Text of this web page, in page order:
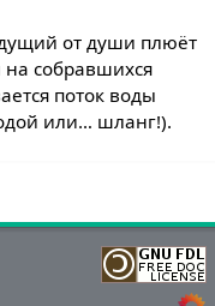
от души плюёт
на собравшихся
поток воды
или… шланг!).